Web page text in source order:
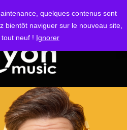
quelques contenus sont
bientôt naviguer sur le nouveau site,
neuf ! Ignorer
S'IDENTIFIER